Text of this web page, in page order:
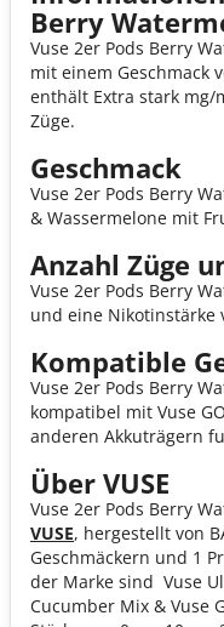
Berry
Vuse 2er Pods Berry
mit einem Geschmack
enthält Extra stark
Züge.
Geschmack
Vuse 2er Pods Berry
& Wassermelone mit
Anzahl Züge
Vuse 2er Pods Berry
und eine Nikotinstärke
Kompatible
Vuse 2er Pods Berry
kompatibel mit Vuse
anderen Akkuträgern
Über VUSE
Vuse 2er Pods Berry
VUSE, hergestellt von
Geschmäckern und 1
der Marke sind Vuse
Cucumber Mix & Vuse